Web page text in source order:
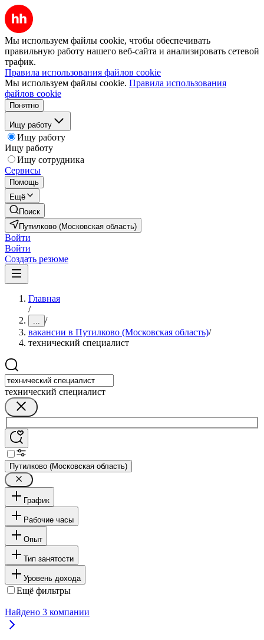
Мы используем файлы cookie, чтобы обеспечивать
правильную работу нашего веб-сайта и анализировать сетевой
трафик.
Правила использования файлов cookie
Мы используем файлы cookie. Правила использования
файлов cookie
Понятно
Ищу работу
Ищу работу
Ищу работу
Ищу сотрудника
Сервисы
Помощь
Ещё
Поиск
Путилково (Московская область)
Войти
Войти
Создать резюме
Главная
/
... /
вакансии в Путилково (Московская область)/
технический специалист
технический специалист
Путилково (Московская область)
График
Рабочие часы
Опыт
Тип занятости
Уровень дохода
Ещё фильтры
Найдено 3 компании